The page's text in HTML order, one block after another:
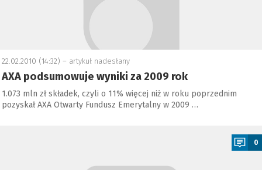
22.02.2010 (14:32) – artykuł nadesłany
AXA podsumowuje wyniki za 2009 rok
1.073 mln zł składek, czyli o 11% więcej niż w roku poprzednim
pozyskał AXA Otwarty Fundusz Emerytalny w 2009 …
0